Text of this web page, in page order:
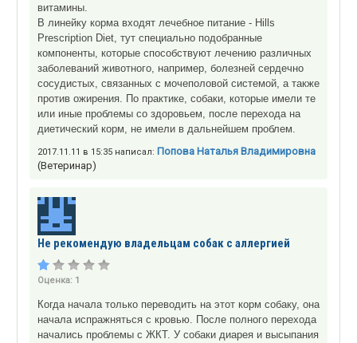
витамины.
В линейку корма входят лечебное питание - Hills
Prescription Diet, тут специально подобранные
компоненты, которые способствуют лечению различных
заболеваний животного, например, болезней сердечно
сосудистых, связанных с мочеполовой системой, а также
против ожирения. По практике, собаки, которые имели те
или иные проблемы со здоровьем, после перехода на
диетический корм, не имели в дальнейшем проблем.
2017.11.11 в 15:35 написал: Попова Наталья Владимировна
(Ветеринар)
Не рекомендую владельцам собак с аллергией
Оценка: 1
Когда начала только переводить на этот корм собаку, она
начала испражняться с кровью. После полного перехода
начались проблемы с ЖКТ. У собаки диарея и высыпания